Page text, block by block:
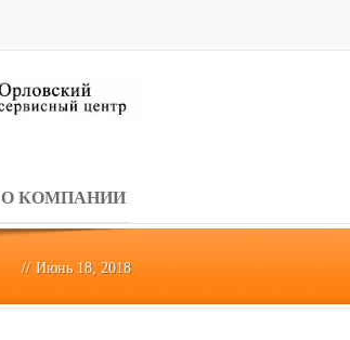
О КОМПАНИИ
// Июнь 18, 2018